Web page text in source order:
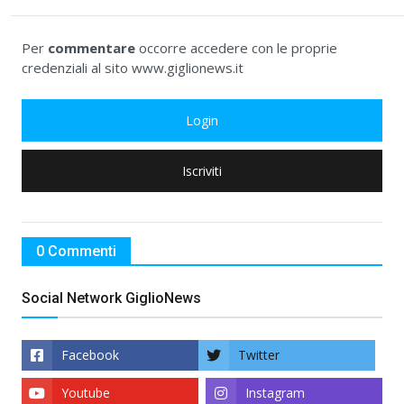
Per commentare occorre accedere con le proprie
credenziali al sito www.giglionews.it
Login
Iscriviti
0 Commenti
Social Network GiglioNews
Facebook Twitter
Instagram
Youtube